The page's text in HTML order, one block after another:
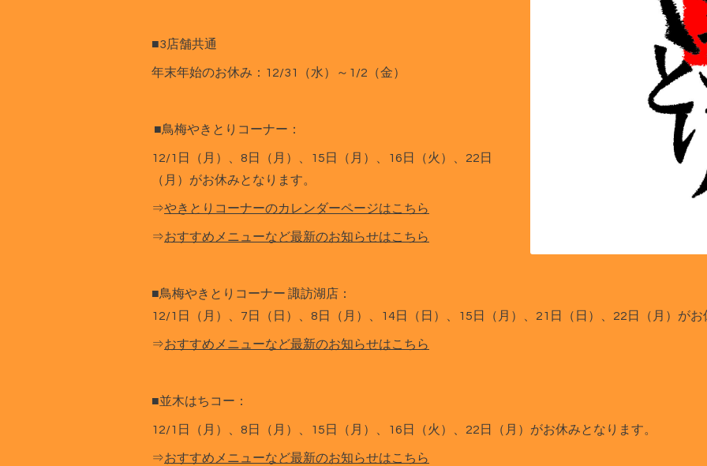
■3店舗共通
年末年始のお休み：12/31（水）～1/2（金）
■鳥梅やきとりコーナー：
12/1日（月）、8日（月）、15日（月）、16日（火）、22日
（月）がお休みとなります。
⇒やきとりコーナーのカレンダーページはこちら
⇒おすすめメニューなど最新のお知らせはこちら
■鳥梅やきとりコーナー 諏訪湖店：
12/1日（月）、7日（日）、8日（月）、14日（日）、15日（月）、21日（日）、22日（月）が
⇒おすすめメニューなど最新のお知らせはこちら
■並木はちコー：
12/1日（月）、8日（月）、15日（月）、16日（火）、22日（月）がお休みとなります。
⇒おすすめメニューなど最新のお知らせはこちら